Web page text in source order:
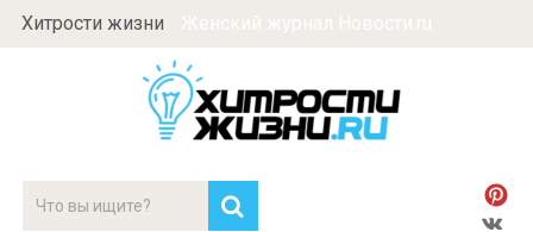
Хитрости жизни